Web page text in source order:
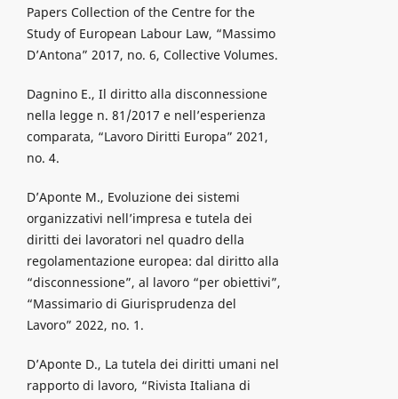
Papers Collection of the Centre for the
Study of European Labour Law, “Massimo
D’Antona” 2017, no. 6, Collective Volumes.
Dagnino E., Il diritto alla disconnessione
nella legge n. 81/2017 e nell’esperienza
comparata, “Lavoro Diritti Europa” 2021,
no. 4.
D’Aponte M., Evoluzione dei sistemi
organizzativi nell’impresa e tutela dei
diritti dei lavoratori nel quadro della
regolamentazione europea: dal diritto alla
“disconnessione”, al lavoro “per obiettivi”,
“Massimario di Giurisprudenza del
Lavoro” 2022, no. 1.
D’Aponte D., La tutela dei diritti umani nel
rapporto di lavoro, “Rivista Italiana di